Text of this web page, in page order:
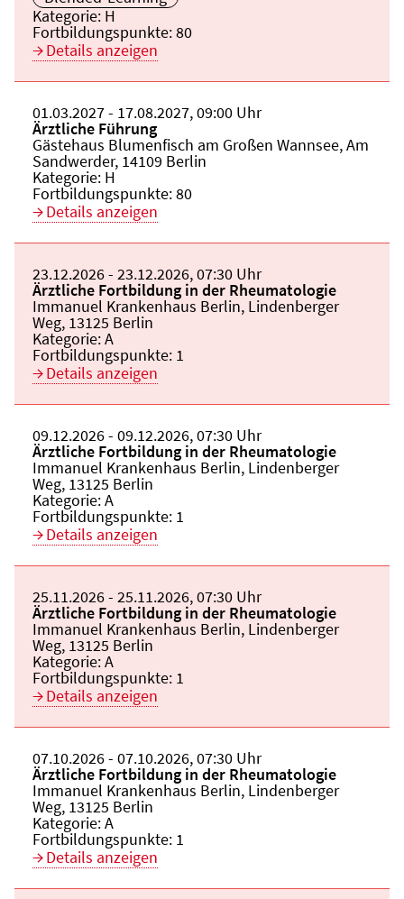
Kategorie: H
Fortbildungspunkte:80
Details anzeigen
Beginn:
01.03.2027Ende und Anfangszeit:
- 17.08.2027,09:00 Uhr
Veranstaltungstitel:
Ärztliche Führung
Veranstaltungsort:
Gästehaus Blumenfisch am Großen Wannsee, Am
Sandwerder, 14109 Berlin
Kategorie: H
Fortbildungspunkte:80
Details anzeigen
Beginn:
23.12.2026Ende und Anfangszeit:
- 23.12.2026,07:30 Uhr
Veranstaltungstitel:
Ärztliche Fortbildung in der Rheumatologie
Veranstaltungsort:
Immanuel Krankenhaus Berlin, Lindenberger
Weg, 13125 Berlin
Kategorie:A
Fortbildungspunkte: 1
Details anzeigen
Beginn:
09.12.2026Ende und Anfangszeit:
- 09.12.2026,07:30 Uhr
Veranstaltungstitel:
Ärztliche Fortbildung in der Rheumatologie
Veranstaltungsort:
Immanuel Krankenhaus Berlin, Lindenberger
Weg, 13125 Berlin
Kategorie:A
Fortbildungspunkte: 1
Details anzeigen
Beginn:
25.11.2026Ende und Anfangszeit:
- 25.11.2026,07:30 Uhr
Veranstaltungstitel:
Ärztliche Fortbildung in der Rheumatologie
Veranstaltungsort:
Immanuel Krankenhaus Berlin, Lindenberger
Weg, 13125 Berlin
Kategorie:A
Fortbildungspunkte: 1
Details anzeigen
Beginn:
07.10.2026Ende und Anfangszeit:
- 07.10.2026,07:30 Uhr
Veranstaltungstitel:
Ärztliche Fortbildung in der Rheumatologie
Veranstaltungsort:
Immanuel Krankenhaus Berlin, Lindenberger
Weg, 13125 Berlin
Kategorie:A
Fortbildungspunkte: 1
Details anzeigen